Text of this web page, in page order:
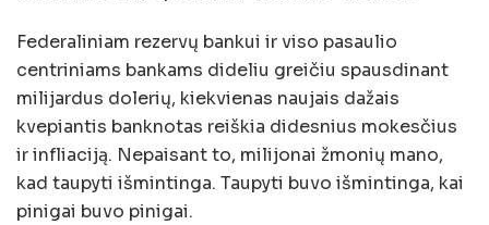
Federaliniam rezervų bankui ir viso pasaulio
centriniams bankams dideliu greičiu spausdinant
milijardus dolerių, kiekvienas naujais dažais
kvepiantis banknotas reiškia didesnius mokesčius
ir infliaciją. Nepaisant to, milijonai žmonių mano,
kad taupyti išmintinga. Taupyti buvo išmintinga, kai
pinigai buvo pinigai.